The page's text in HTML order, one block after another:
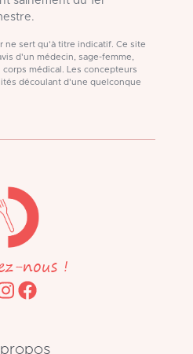
ne sert qu'à titre indicatif. Ce site
d'un médecin, sage-femme,
médical. Les concepteurs
découlant d'une quelconque
nous !